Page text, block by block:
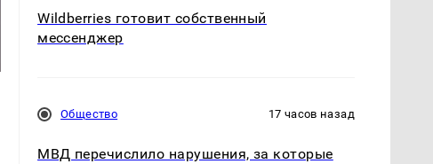
Wildberries готовит собственный
мессенджер
Общество 17 часов назад
МВД перечислило нарушения, за которые